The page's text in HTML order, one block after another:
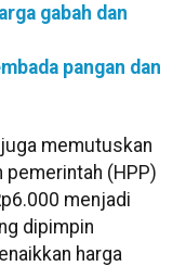
gabah dan
pangan dan
memutuskan
pemerintah (HPP)
menjadi
dipimpin
harga